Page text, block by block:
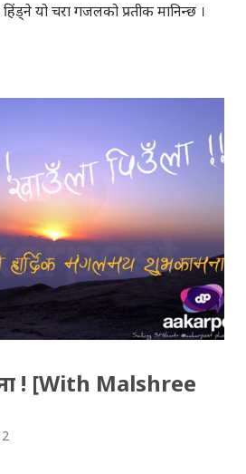
हिंड्‍ने यो चरा गजलको प्रतीक मानिन्छ ।
विरह, उत्साह, उमंग अनि थुप्रै मनका
भित्र आफैंले आफ्‍नो नाम दिन्छौं -
भएर लाग्छौं, गजलको भावनात्मक
हामी रोप्छौं.....युग युग सम्म लगाएर
Download Bulbul : Episode-165
! [With Malshree